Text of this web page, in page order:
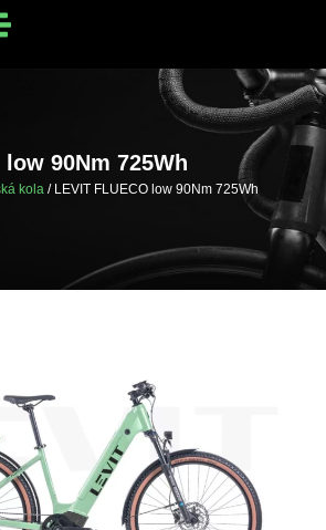
low 90Nm 725Wh
kola / LEVIT FLUECO low 90Nm 725Wh